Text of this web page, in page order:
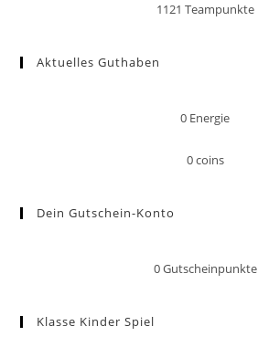
1121 Teampunkte
Aktuelles Guthaben
0 Energie
0coins
Dein Gutschein-Konto
0Gutscheinpunkte
Klasse Kinder Spiel